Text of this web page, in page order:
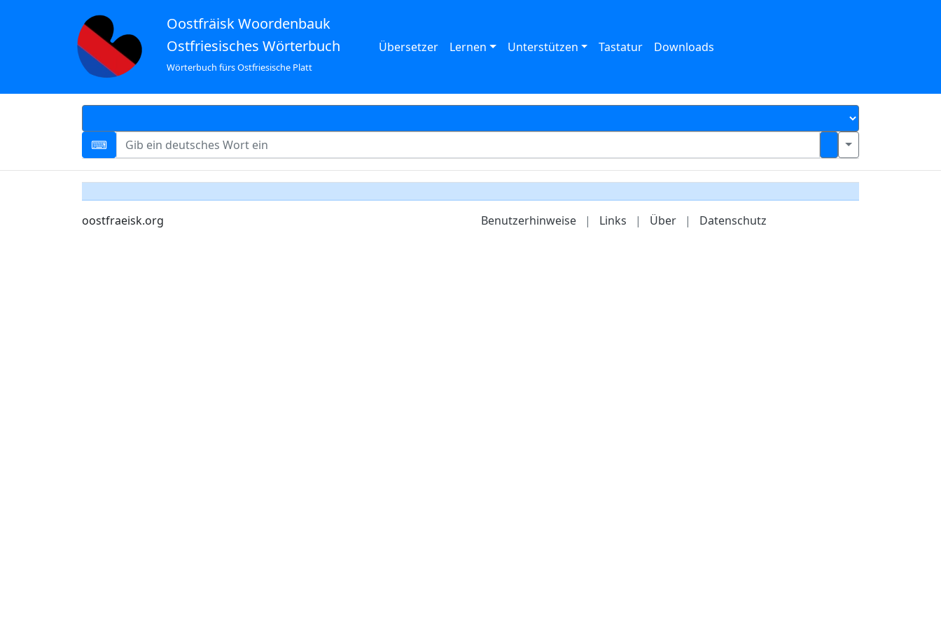
Oostfräisk Woordenbauk
Ostfriesisches Wörterbuch
Wörterbuch fürs Ostfriesische Platt
Übersetzer Lernen Unterstützen Tastatur Downloads
oostfraeisk.org Benutzerhinweise | Links | Über | Datenschutz